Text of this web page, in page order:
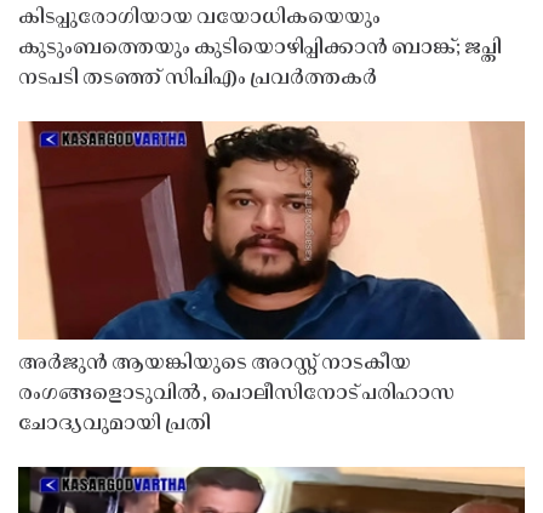
കിടപ്പുരോഗിയായ വയോധികയെയും
കുടുംബത്തെയും കുടിയൊഴിപ്പിക്കാൻ ബാങ്ക്; ജപ്തി
നടപടി തടഞ്ഞ് സിപിഎം പ്രവർത്തകർ
അർജുൻ ആയങ്കിയുടെ അറസ്റ്റ് നാടകീയ
രംഗങ്ങളൊടുവിൽ, പൊലീസിനോട് പരിഹാസ
ചോദ്യവുമായി പ്രതി